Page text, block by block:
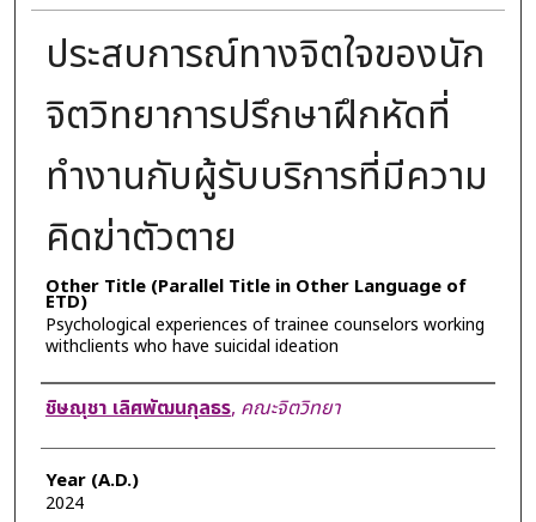
ประสบการณ์ทางจิตใจของนัก
จิตวิทยาการปรึกษาฝึกหัดที่
ทำงานกับผู้รับบริการที่มีความ
คิดฆ่าตัวตาย
Other Title (Parallel Title in Other Language of
ETD)
Psychological experiences of trainee counselors working
withclients who have suicidal ideation
Author
ชิษณุชา เลิศพัฒนกุลธร, คณะจิตวิทยา
Year (A.D.)
2024